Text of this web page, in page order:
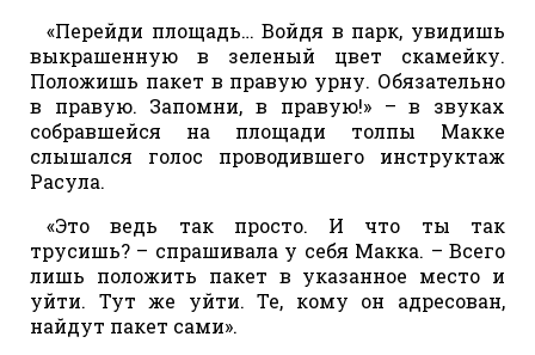
«Перейди площадь… Войдя в парк, увидишь
выкрашенную в зеленый цвет скамейку.
Положишь пакет в правую урну. Обязательно
в правую. Запомни, в правую!» – в звуках
собравшейся на площади толпы Макке
слышался голос проводившего инструктаж
Расула.
«Это ведь так просто. И что ты так
трусишь? – спрашивала у себя Макка. – Всего
лишь положить пакет в указанное место и
уйти. Тут же уйти. Те, кому он адресован,
найдут пакет сами».